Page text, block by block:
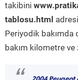
takibini
tablosu.html
Periyodik bakımda
bakım kilometre ve